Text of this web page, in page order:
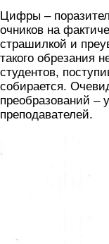
Цифры –
очников на
страшилкой и
такого обрезания
студентов,
собирается.
преобразований –
преподавателей.